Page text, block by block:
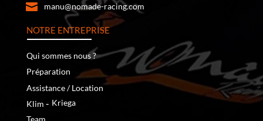
manu@nomade-racing.com
NOTRE ENTREPRISE
Qui sommes nous ?
Préparation
Assistance / Location
Klim ‐ Kriega
Team